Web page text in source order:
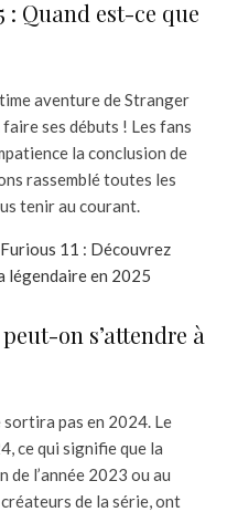
: Quand est-ce que
aventure de Stranger
ses débuts ! Les fans
la conclusion de
rassemblé toutes les
tenir au courant.
11 : Découvrez
légendaire en 2025
on s’attendre à
sortira pas en 2024. Le
ce qui signifie que la
l’année 2023 ou au
de la série, ont